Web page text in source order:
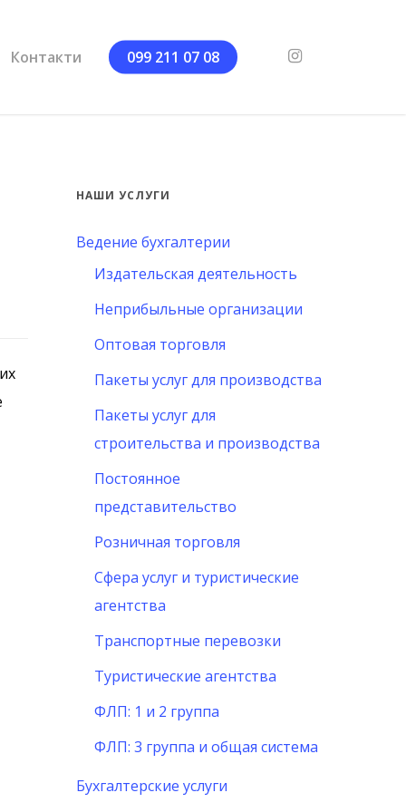
Контакти 099 211 07 08 instagram
НАШИ УСЛУГИ
Ведение бухгалтерии
Издательская деятельность
Неприбыльные организации
Оптовая торговля
Пакеты услуг для производства
Пакеты услуг для
строительства и производства
Постоянное
представительство
Розничная торговля
Сфера услуг и туристические
агентства
Транспортные перевозки
Туристические агентства
ФЛП: 1 и 2 группа
ФЛП: 3 группа и общая система
Бухгалтерские услуги